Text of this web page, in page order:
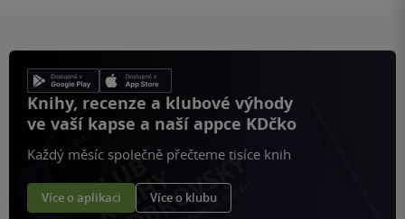
Knihy, recenze a klubové výhody
ve vaší kapse a naší appce KDčko
Každý měsíc společně přečteme tisíce knih
Více o aplikaci Více o klubu